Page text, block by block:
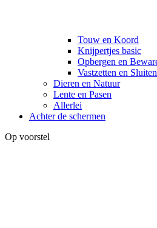
Touw en Koord
Knijpertjes basic
Opbergen en
Vastzetten en Sluiten
Dieren en Natuur
Lente en Pasen
Allerlei
Achter de schermen
Op voorstel